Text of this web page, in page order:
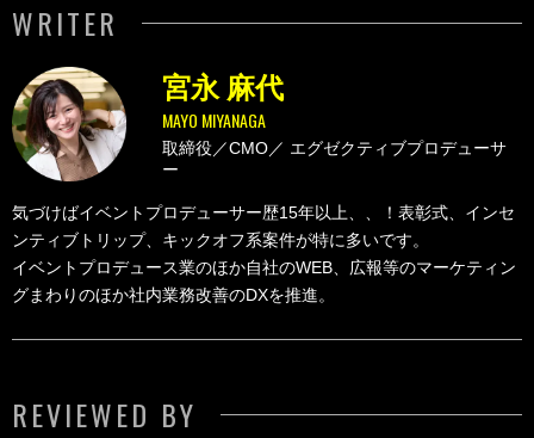
WRITER
MAYO MIYANAGA
宮永 麻代
取締役／CMO／ エグゼクティブプロデューサ
ー
気づけばイベントプロデューサー歴15年以上、、！表彰式、インセ
ンティブトリップ、キックオフ系案件が特に多いです。
イベントプロデュース業のほか自社のWEB、広報等のマーケティン
グまわりのほか社内業務改善のDXを推進。
REVIEWED BY